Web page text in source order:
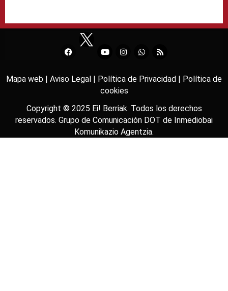
Mapa web | Aviso Legal | Política de Privacidad | Política de
cookies
Copyright © 2025 Ei! Berriak. Todos los derechos
reservados. Grupo de Comunicación DOT de Inmediobai
Komunikazio Agentzia.